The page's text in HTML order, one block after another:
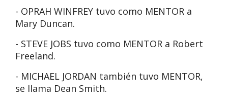
- OPRAH WINFREY tuvo como MENTOR a
Mary Duncan.
- STEVE JOBS tuvo como MENTOR a Robert
Freeland.
- MICHAEL JORDAN también tuvo MENTOR,
se llama Dean Smith.